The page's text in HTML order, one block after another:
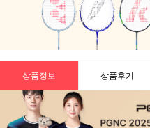
상품정보 상품후기